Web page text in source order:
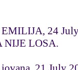
EMILIJA, 24
NIJE LOSA.